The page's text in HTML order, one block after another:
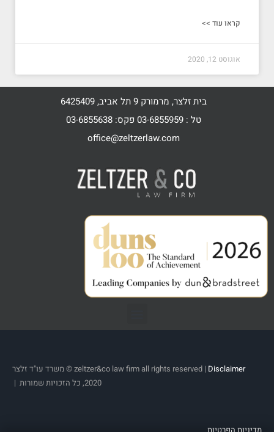
קראו עוד >>
אוגוסט 12, 2020
בית זלצר, מרמורק 9 תל אביב, 6425409
טל : 03-6855959 פקס: 03-6855638
office@zeltzerlaw.com
zeltzer&co law firm all rights reserved | Disclaimer
© משרד עו"ד זלצר
2020, כל הזכויות שמורות |